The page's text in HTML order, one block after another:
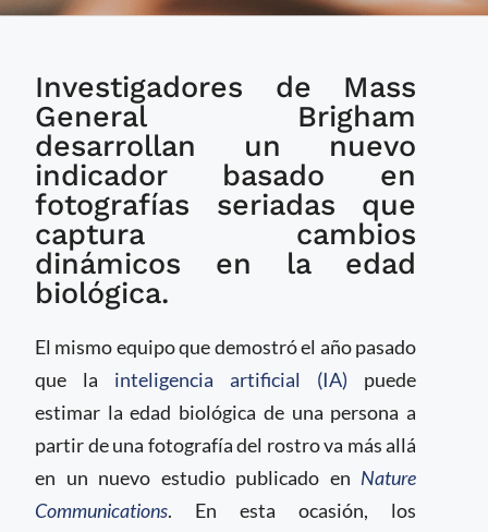
el ritmo al que
envejece el rostro
predice la
supervivencia en
pacientes con cáncer
Investigadores de Mass
General Brigham
desarrollan un nuevo
indicador basado en
fotografías seriadas que
captura cambios
dinámicos en la edad
biológica.
El mismo equipo que demostró el año pasado
que la inteligencia artificial (IA) puede
estimar la edad biológica de una persona a
partir de una fotografía del rostro va más allá
en un nuevo estudio publicado en Nature
Communications. En esta ocasión, los